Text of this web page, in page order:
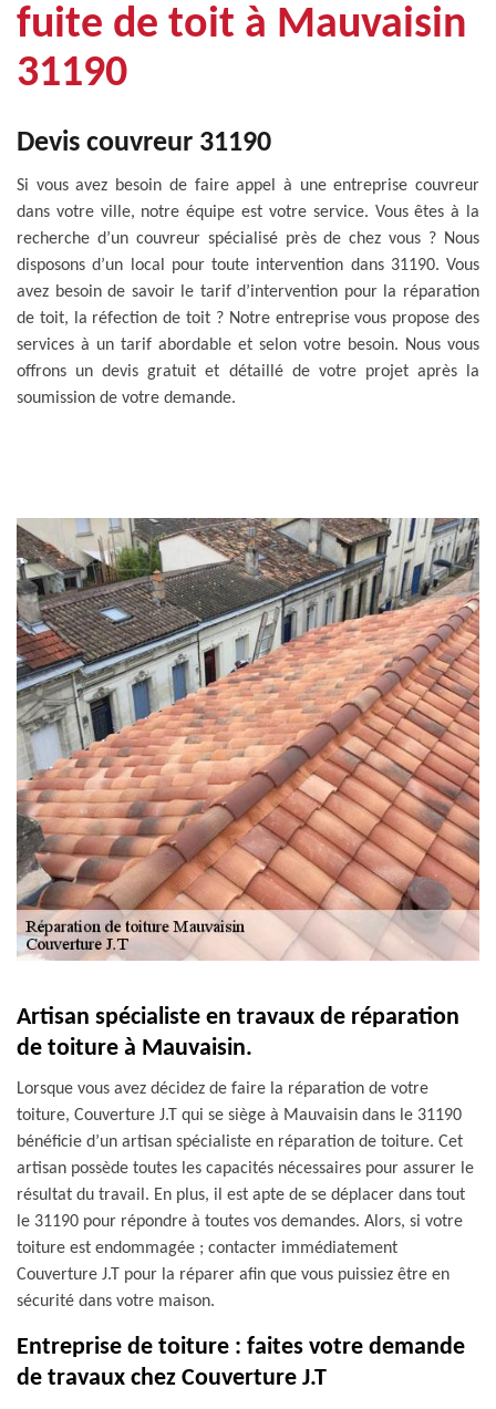
fuite de toit à Mauvaisin
31190
Devis couvreur 31190
Si vous avez besoin de faire appel à une entreprise couvreur
dans votre ville, notre équipe est votre service. Vous êtes à la
recherche d’un couvreur spécialisé près de chez vous ? Nous
disposons d’un local pour toute intervention dans 31190. Vous
avez besoin de savoir le tarif d’intervention pour la réparation
de toit, la réfection de toit ? Notre entreprise vous propose des
services à un tarif abordable et selon votre besoin. Nous vous
offrons un devis gratuit et détaillé de votre projet après la
soumission de votre demande.
Artisan spécialiste en travaux de réparation
de toiture à Mauvaisin.
Lorsque vous avez décidez de faire la réparation de votre
toiture, Couverture J.T qui se siège à Mauvaisin dans le 31190
bénéficie d’un artisan spécialiste en réparation de toiture. Cet
artisan possède toutes les capacités nécessaires pour assurer le
résultat du travail. En plus, il est apte de se déplacer dans tout
le 31190 pour répondre à toutes vos demandes. Alors, si votre
toiture est endommagée ; contacter immédiatement
Couverture J.T pour la réparer afin que vous puissiez être en
sécurité dans votre maison.
Entreprise de toiture : faites votre demande
de travaux chez Couverture J.T